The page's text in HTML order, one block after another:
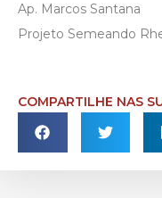
Ap. Marcos Santana
Projeto Semeando
COMPARTILHE NAS